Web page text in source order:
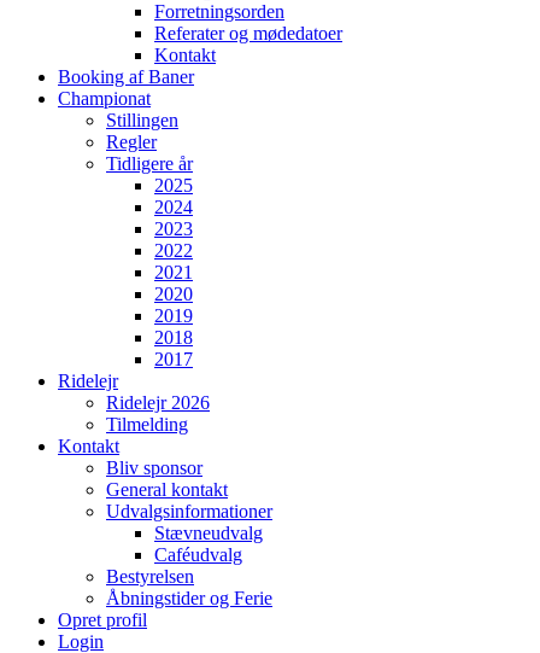
Forretningsorden
Referater og mødedatoer
Kontakt
Booking af Baner
Championat
Stillingen
Regler
Tidligere år
2025
2024
2023
2022
2021
2020
2019
2018
2017
Ridelejr
Ridelejr 2026
Tilmelding
Kontakt
Bliv sponsor
General kontakt
Udvalgsinformationer
Stævneudvalg
Caféudvalg
Bestyrelsen
Åbningstider og Ferie
Opret profil
Login